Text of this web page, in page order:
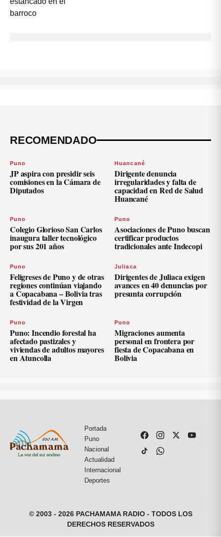
RECOMENDADO
Puno
JP aspira con presidir seis
comisiones en la Cámara de
Diputados
Huancané
Dirigente denuncia
irregularidades y falta de
capacidad en Red de Salud
Huancané
Puno
Colegio Glorioso San Carlos
inaugura taller tecnológico
por sus 201 años
Puno
Asociaciones de Puno buscan
certificar productos
tradicionales ante Indecopi
Puno
Feligreses de Puno y de otras
regiones continúan viajando
a Copacabana – Bolivia tras
festividad de la Virgen
Juliaca
Dirigentes de Juliaca exigen
avances en 40 denuncias por
presunta corrupción
Puno
Puno: Incendio forestal ha
afectado pastizales y
viviendas de adultos mayores
en Atuncolla
Puno
Migraciones aumenta
personal en frontera por
fiesta de Copacabana en
Bolivia
Portada
Puno
Nacional
Actualidad
Internacional
Deportes
© 2003 - 2026 PACHAMAMA RADIO - TODOS LOS
DERECHOS RESERVADOS